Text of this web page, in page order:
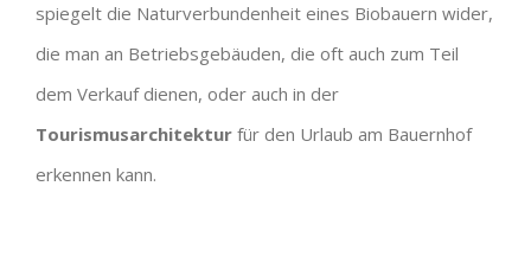
spiegelt die Naturverbundenheit eines Biobauern wider,
die man an Betriebsgebäuden, die oft auch zum Teil
dem Verkauf dienen, oder auch in der
Tourismusarchitektur für den Urlaub am Bauernhof
erkennen kann.